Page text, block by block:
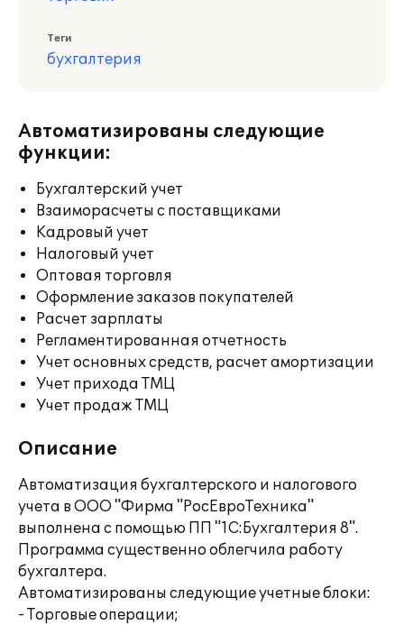
Теги
бухгалтерия
Автоматизированы следующие
функции:
Бухгалтерский учет
Взаиморасчеты с поставщиками
Кадровый учет
Налоговый учет
Оптовая торговля
Оформление заказов покупателей
Расчет зарплаты
Регламентированная отчетность
Учет основных средств, расчет амортизации
Учет прихода ТМЦ
Учет продаж ТМЦ
Описание
Автоматизация бухгалтерского и налогового
учета в ООО "Фирма "РосЕвроТехника"
выполнена с помощью ПП "1С:Бухгалтерия 8".
Программа существенно облегчила работу
бухгалтера.
Автоматизированы следующие учетные блоки:
- Торговые операции;